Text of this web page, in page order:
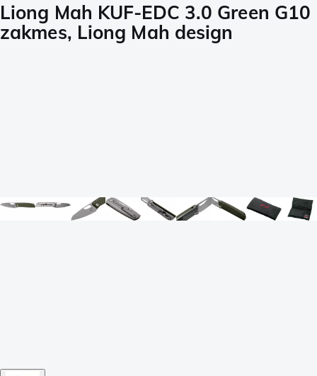
Liong Mah KUF-EDC 3.0 Green G10
zakmes, Liong Mah design